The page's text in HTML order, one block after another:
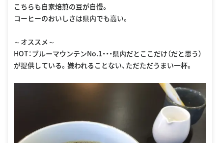
こちらも自家焙煎の豆が自慢。
コーヒーのおいしさは県内でも高い。
～オススメ～
HOT：ブルーマウンテンNo.1・・・県内だとここだけ（だと思う）
が提供している。嫌われることない、ただただうまい一杯。